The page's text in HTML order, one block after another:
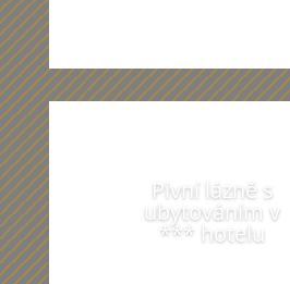
Pivní lázně s
ubytováním v
*** hotelu